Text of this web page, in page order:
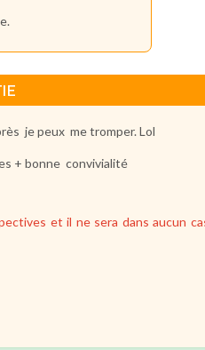
je peux me tromper. Lol
+ bonne convivialité
et il ne sera dans aucun